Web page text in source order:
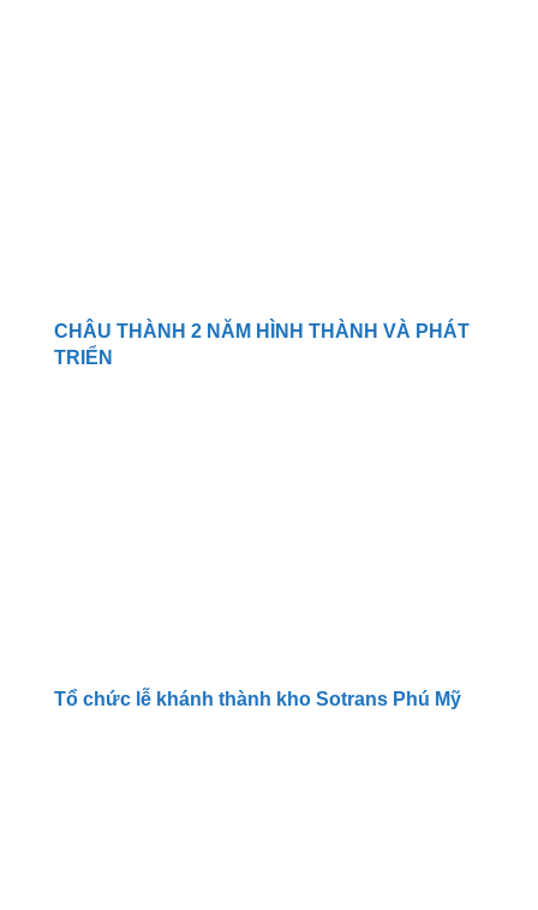
CHÂU THÀNH 2 NĂM HÌNH THÀNH VÀ PHÁT
TRIỂN
Tổ chức lễ khánh thành kho Sotrans Phú Mỹ